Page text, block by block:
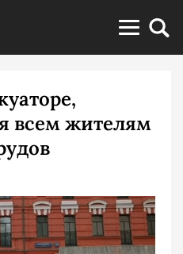
всем жителям